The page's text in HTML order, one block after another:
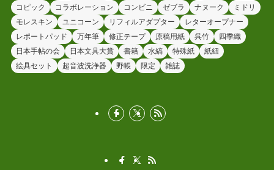
コピック
コラボレーション コンビニ ゼブラ ナヌーク
ミドリ
モレスキン
ユニコーン リフィルアダプター
レターオープナー
レポートパッド
万年筆 修正テープ 原稿用紙 呉竹
四季織
日本手帖の会
日本文具大賞 書籍 水縞 特殊紙
紙紐
絵具セット
超音波洗浄器 野帳 限定 雑誌